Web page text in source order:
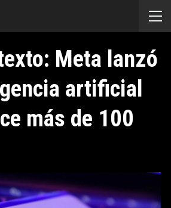
Meta lanzó
artificial
más de 100